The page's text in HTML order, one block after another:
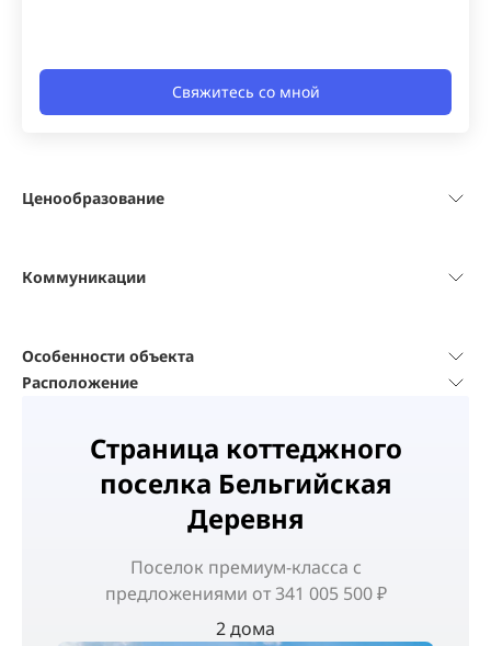
Ценообразование
Коммуникации
Особенности объекта
Свяжитесь со мной
Расположение
Страница коттеджного
поселка Бельгийская
Деревня
Поселок премиум-класса с
предложениями от 341 005 500 ₽
2 дома